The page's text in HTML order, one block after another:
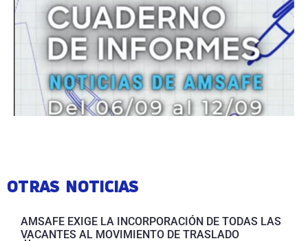
OTRAS NOTICIAS
AMSAFE EXIGE LA INCORPORACIÓN DE TODAS LAS
VACANTES AL MOVIMIENTO DE TRASLADO